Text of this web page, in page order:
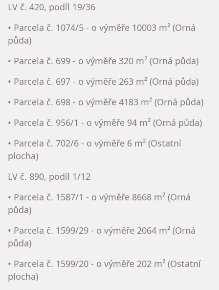
LV č. 420, podíl 19/36
• Parcela č. 1074/5 - o výměře 10003 m² (Orná
půda)
• Parcela č. 699 - o výměře 320 m² (Orná půda)
• Parcela č. 697 - o výměře 263 m² (Orná půda)
• Parcela č. 698 - o výměře 4183 m² (Orná půda)
• Parcela č. 956/1 - o výměře 94 m² (Orná půda)
• Parcela č. 702/6 - o výměře 6 m² (Ostatní
plocha)
LV č. 890, podíl 1/12
• Parcela č. 1587/1 - o výměře 8668 m² (Orná
půda)
• Parcela č. 1599/29 - o výměře 2064 m² (Orná
půda)
• Parcela č. 1599/20 - o výměře 202 m² (Ostatní
plocha)